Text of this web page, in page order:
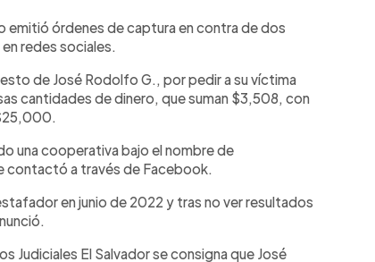
emitió órdenes de captura en contra de dos
redes sociales.
de José Rodolfo G., por pedir a su víctima
cantidades de dinero, que suman $3,508, con
una cooperativa bajo el nombre de
contactó a través de Facebook.
en junio de 2022 y tras no ver resultados
Judiciales El Salvador se consigna que José